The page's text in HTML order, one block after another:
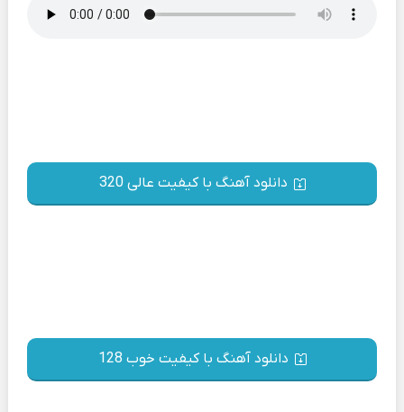
دانلود آهنگ با کیفیت عالی 320
دانلود آهنگ با کیفیت خوب 128